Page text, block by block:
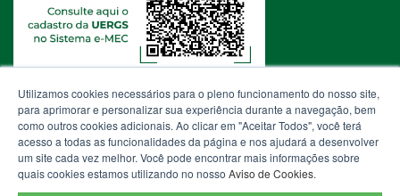
Utilizamos cookies necessários para o pleno funcionamento do nosso site,
para aprimorar e personalizar sua experiência durante a navegação, bem
como outros cookies adicionais. Ao clicar em "Aceitar Todos", você terá
acesso a todas as funcionalidades da página e nos ajudará a desenvolver
um site cada vez melhor. Você pode encontrar mais informações sobre
quais cookies estamos utilizando no nosso Aviso de Cookies.